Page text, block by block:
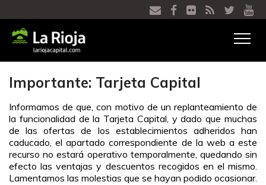
Ver
menú
Importante: Tarjeta Capital
Informamos de que, con motivo de un replanteamiento de
la funcionalidad de la Tarjeta Capital, y dado que muchas
de las ofertas de los establecimientos adheridos han
caducado, el apartado correspondiente de la web a este
recurso no estará operativo temporalmente, quedando sin
efecto las ventajas y descuentos recogidos en el mismo.
Lamentamos las molestias que se hayan podido ocasionar.